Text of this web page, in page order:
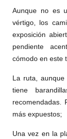
Aunque no es
vértigo, los
exposición
pendiente
cómodo en este
La ruta,
tiene
recomendadas.
más expuestos;
Una vez en la